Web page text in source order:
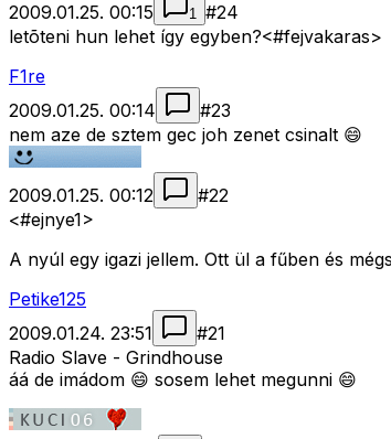
2009.01.25. 00:15
1 #24
letõteni hun lehet így egyben?<#fejvakaras>
F1re
2009.01.25. 00:14
#23
nem aze de sztem gec joh zenet csinalt 😄
2009.01.25. 00:12 #22
<#ejnye1>
A nyúl egy igazi jellem. Ott ül a fűben és
Petike125
2009.01.24. 23:51
#21
Radio Slave - Grindhouse
áá de imádom 😄 sosem lehet megunni 😄